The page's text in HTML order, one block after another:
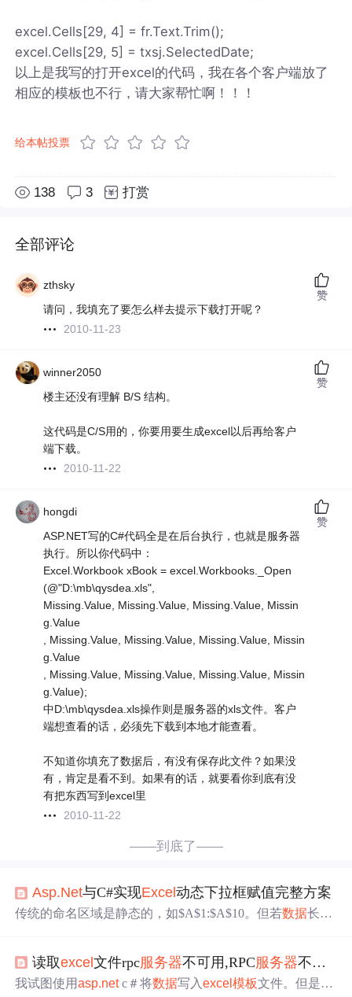
excel.Cells[29, 4] = fr.Text.Trim();
excel.Cells[29, 5] = txsj.SelectedDate;
以上是我写的打开excel的代码，我在各个客户端放了
相应的模板也不行，请大家帮忙啊！！！
给本帖投票
138 3 打赏
全部评论
zthsky
请问，我填充了要怎么样去提示下载打开呢？
2010-11-23
赞
winner2050
楼主还没有理解 B/S 结构。
这代码是C/S用的，你要用要生成excel以后再给客户
端下载。
2010-11-22
赞
hongdi
ASP.NET写的C#代码全是在后台执行，也就是服务器
执行。所以你代码中：
Excel.Workbook xBook = excel.Workbooks._Open
(@"D:\mb\qysdea.xls",
Missing.Value, Missing.Value, Missing.Value, Missin
g.Value
, Missing.Value, Missing.Value, Missing.Value, Missin
g.Value
, Missing.Value, Missing.Value, Missing.Value, Missin
g.Value);
中D:\mb\qysdea.xls操作则是服务器的xls文件。客户
端想查看的话，必须先下载到本地才能查看。
不知道你填充了数据后，有没有保存此文件？如果没
有，肯定是看不到。如果有的话，就要看你到底有没
有把东西写到excel里
2010-11-22
赞
——到底了——
Asp.Net与C#实现Excel动态下拉框赋值完整方案
传统的命名区域是静态的，如$A$1:$A$10。但若数据长度
空单元格数，宽度为1列。每当A列新增数据，引用范围自
动扩大。
读取excel文件rpc服务器不可用,RPC服务器不可用。 （来自HRESULT的异常：0x800706BA）-
我试图使用asp.netc＃将数据写入excel模板文件。但是我